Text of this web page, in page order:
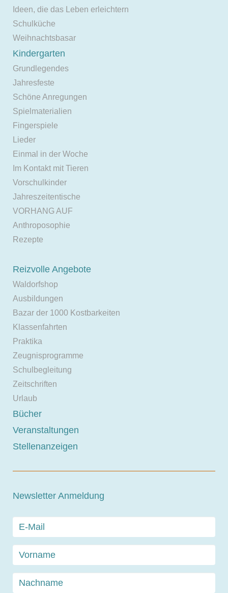
Ideen, die das Leben erleichtern
Schulküche
Weihnachtsbasar
Kindergarten
Grundlegendes
Jahresfeste
Schöne Anregungen
Spielmaterialien
Fingerspiele
Lieder
Einmal in der Woche
Im Kontakt mit Tieren
Vorschulkinder
Jahreszeitentische
VORHANG AUF
Anthroposophie
Rezepte
Reizvolle Angebote
Waldorfshop
Ausbildungen
Bazar der 1000 Kostbarkeiten
Klassenfahrten
Praktika
Zeugnisprogramme
Schulbegleitung
Zeitschriften
Urlaub
Bücher
Veranstaltungen
Stellenanzeigen
Newsletter Anmeldung